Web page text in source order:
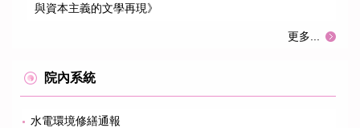
與資本主義的文學再現》
更多...
院內系統
水電環境修繕通報